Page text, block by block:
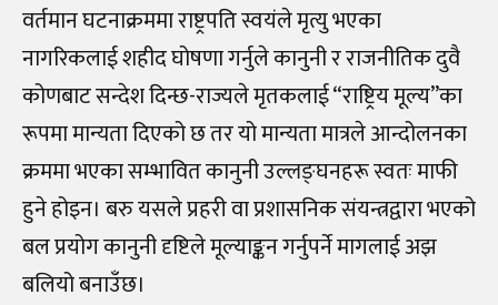
वर्तमान घटनाक्रममा राष्ट्रपति स्वयंले मृत्यु भएका
नागरिकलाई शहीद घोषणा गर्नुले कानुनी र राजनीतिक दुवै
कोणबाट सन्देश दिन्छ-राज्यले मृतकलाई “राष्ट्रिय मूल्य”का
रूपमा मान्यता दिएको छ तर यो मान्यता मात्रले आन्दोलनका
क्रममा भएका सम्भावित कानुनी उल्लङ्घनहरू स्वतः माफी
हुने होइन। बरु यसले प्रहरी वा प्रशासनिक संयन्त्रद्वारा भएको
बल प्रयोग कानुनी दृष्टिले मूल्याङ्कन गर्नुपर्ने मागलाई अझ
बलियो बनाउँछ।